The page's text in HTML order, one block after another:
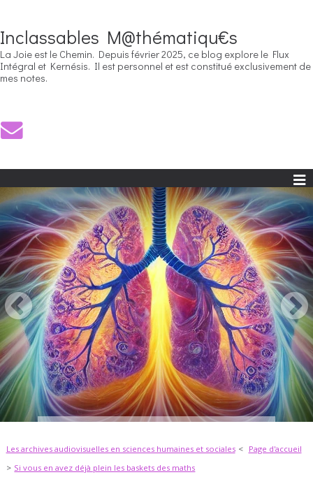
Inclassables M@thématiqu€s
La Joie est le Chemin. Depuis février 2025, ce blog explore le Flux
Intégral et Kernésis. Il est personnel et est constitué exclusivement de
mes notes.
Les archives audiovisuelles en sciences humaines et sociales
Page d'accueil
Si vous en avez déjà plein les baskets des maths